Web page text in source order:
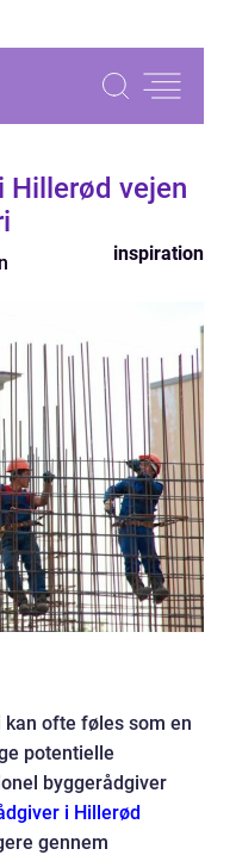
Hillerød vejen
inspiration
ofte føles som en
potentielle
byggerådgiver
i Hillerød
gennem